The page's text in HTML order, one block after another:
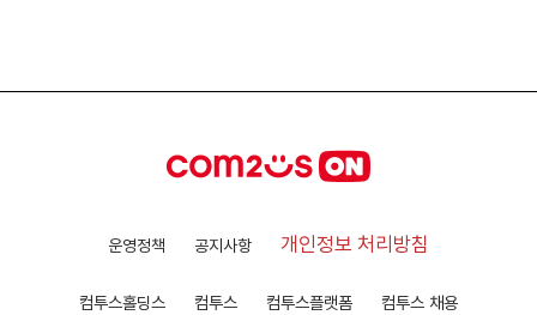
운영정책 공지사항 개인정보 처리방침
컴투스홀딩스 컴투스 컴투스플랫폼 컴투스 채용